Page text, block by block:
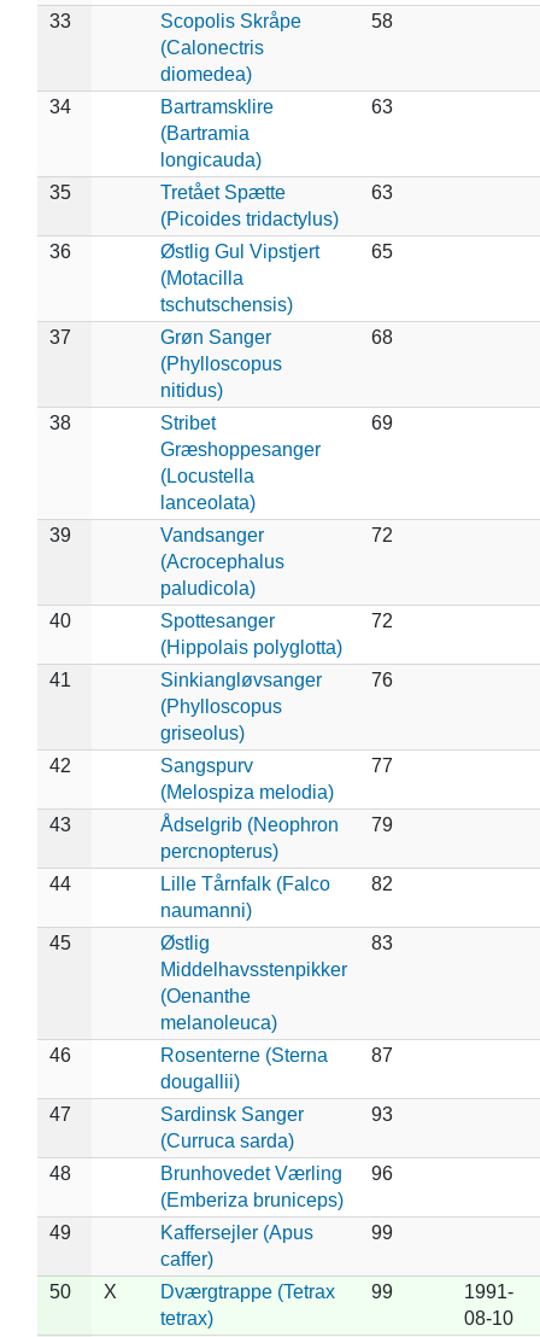
33
Scopolis Skråpe
(Calonectris
diomedea)
58
34
Bartramsklire
(Bartramia
longicauda)
63
35
Tretået Spætte
(Picoides tridactylus)
63
36
Østlig Gul Vipstjert
(Motacilla
tschutschensis)
65
37
Grøn Sanger
(Phylloscopus
nitidus)
68
38
Stribet
Græshoppesanger
(Locustella
lanceolata)
69
39
Vandsanger
(Acrocephalus
paludicola)
72
40
Spottesanger
(Hippolais polyglotta)
72
41
Sinkiangløvsanger
(Phylloscopus
griseolus)
76
42
Sangspurv
(Melospiza melodia)
77
43
Ådselgrib (Neophron
percnopterus)
79
44
Lille Tårnfalk (Falco
naumanni)
82
45
Østlig
Middelhavsstenpikker
(Oenanthe
melanoleuca)
83
46
Rosenterne (Sterna
dougallii)
87
47
Sardinsk Sanger
(Curruca sarda)
93
48
Brunhovedet Værling
(Emberiza bruniceps)
96
49
Kaffersejler (Apus
caffer)
99
50 X
Dværgtrappe (Tetrax
tetrax)
99
1991-
08-10